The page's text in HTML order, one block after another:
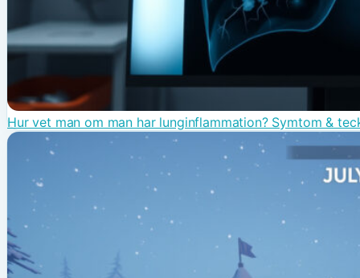
Hur vet man om man har lunginflammation? Symtom &